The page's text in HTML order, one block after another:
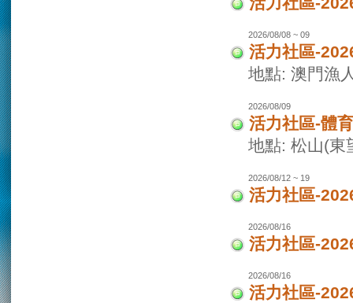
2026/08/08 ~ 09
活力社區-
地點: 澳門漁
2026/08/09
活力社區-體
地點: 松山(東
2026/08/12 ~ 19
活力社區-
2026/08/16
活力社區-
2026/08/16
活力社區-